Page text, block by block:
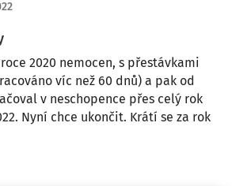
2020 nemocen, s přestávkami
víc než 60 dnů) a pak od
v neschopence přes celý rok
Nyní chce ukončit. Krátí se za rok